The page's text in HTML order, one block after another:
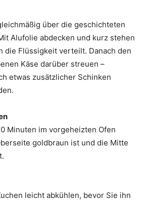
über die geschichteten
Alufolie abdecken und kurz stehen
die Flüssigkeit verteilt. Danach den
Käse darüber streuen –
etwas zusätzlicher Schinken
Minuten im vorgeheizten Ofen
goldbraun ist und die Mitte
leicht abkühlen, bevor Sie ihn